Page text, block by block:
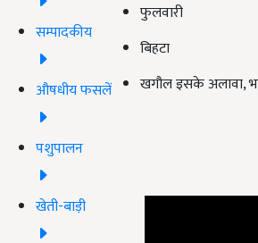
सम्पादकीय
औषधीय फसलें
पशुपालन
खेती-बाड़ी
फुलवारी
बिहटा
खगौल इसके अलावा,